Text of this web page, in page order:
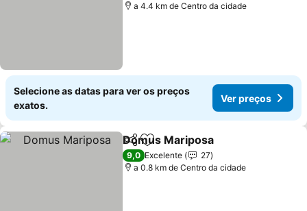
a 4.4 km de Centro da cidade
Selecione as datas para ver os preços
exatos.
Ver preços
PartilharAdicionar aos favoritos
Domus Mariposa
9,0 Excelente
27
a 0.8 km de Centro da cidade